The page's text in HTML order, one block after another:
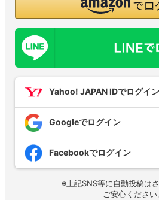
Yahoo! JAPAN IDでログイン
Googleでログイン
Facebookでログイン
※上記SNS等に自動投稿は
ご安心ください